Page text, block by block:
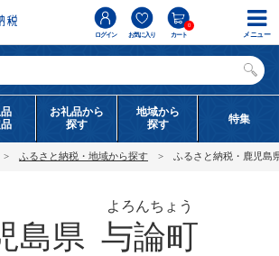
ログイン お気に入り カート
0
お礼品から
探す
地域から
探す
特集
ふるさと納税・地域から探す ふるさと納税・鹿児島
島県 与論町
よろんちょう
メニュー